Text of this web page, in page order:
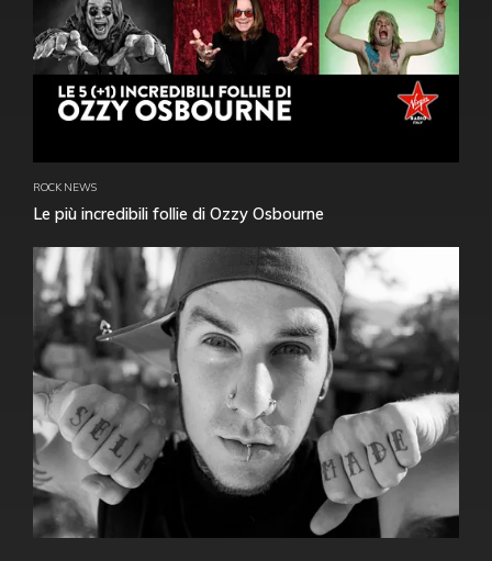
ROCK NEWS
Le più incredibili follie di Ozzy Osbourne